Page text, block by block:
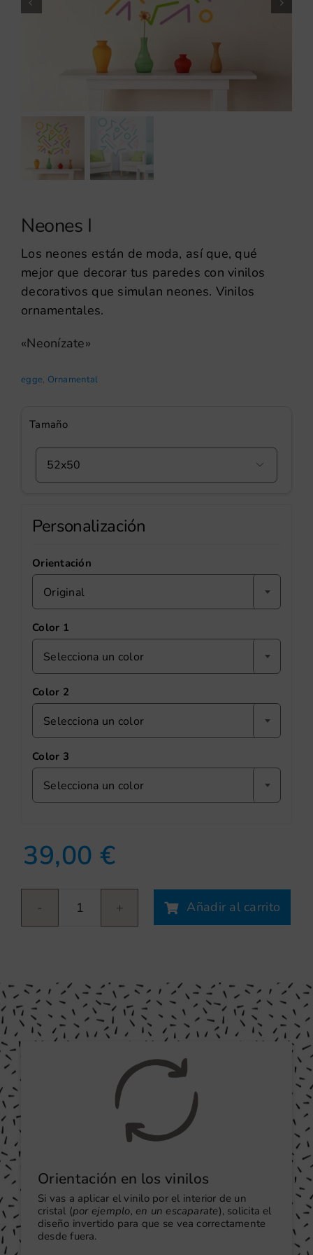
Neones I
Los neones están de moda, así que, qué
mejor que decorar tus paredes con vinilos
decorativos que simulan neones. Vinilos
ornamentales.
«Neonízate»
egge, Ornamental
Tamaño

Personalización
Orientación
Original
Color 1
Selecciona un color
Color 2
Selecciona un color
Color 3
Selecciona un color
39,00€
Neones
Añadir al carrito
Orientación en los vinilos
Si vas a aplicar el vinilo por el interior de un
cristal (por ejemplo, en un escaparate), solicita el
diseño invertido para que se vea correctamente
desde fuera.